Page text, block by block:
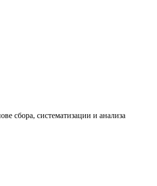
сбора, систематизации и анализа